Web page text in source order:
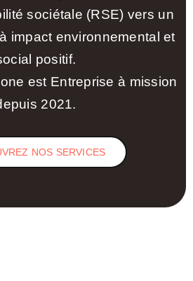
sociétale (RSE) vers un
impact environnemental et
positif.
est Entreprise à mission
2021.
NOS SERVICES